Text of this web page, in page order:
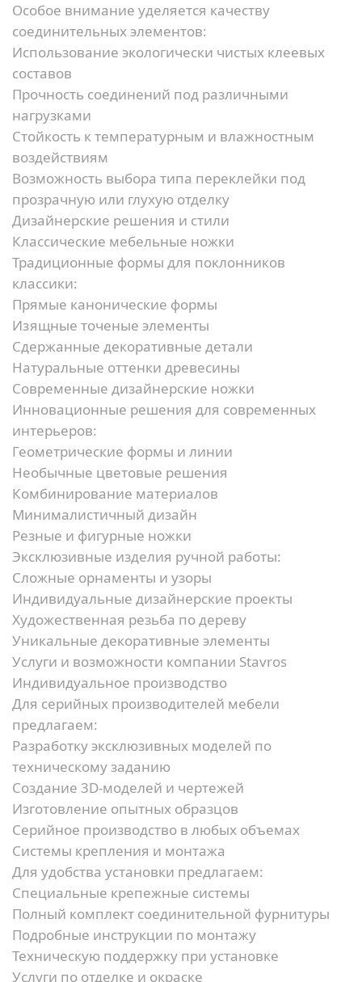
Особое внимание уделяется качеству
соединительных элементов:
Использование экологически чистых клеевых
составов
Прочность соединений под различными
нагрузками
Стойкость к температурным и влажностным
воздействиям
Возможность выбора типа переклейки под
прозрачную или глухую отделку
Дизайнерские решения и стили
Классические мебельные ножки
Традиционные формы для поклонников
классики:
Прямые канонические формы
Изящные точеные элементы
Сдержанные декоративные детали
Натуральные оттенки древесины
Современные дизайнерские ножки
Инновационные решения для современных
интерьеров:
Геометрические формы и линии
Необычные цветовые решения
Комбинирование материалов
Минималистичный дизайн
Резные и фигурные ножки
Эксклюзивные изделия ручной работы:
Сложные орнаменты и узоры
Индивидуальные дизайнерские проекты
Художественная резьба по дереву
Уникальные декоративные элементы
Услуги и возможности компании Stavros
Индивидуальное производство
Для серийных производителей мебели
предлагаем:
Разработку эксклюзивных моделей по
техническому заданию
Создание 3D-моделей и чертежей
Изготовление опытных образцов
Серийное производство в любых объемах
Системы крепления и монтажа
Для удобства установки предлагаем:
Специальные крепежные системы
Полный комплект соединительной фурнитуры
Подробные инструкции по монтажу
Техническую поддержку при установке
Услуги по отделке и окраске